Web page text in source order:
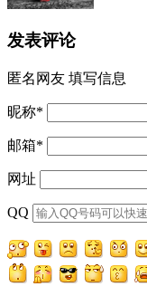
发表评论
匿名网友 填写信息
昵称*
邮箱*
网址
QQ